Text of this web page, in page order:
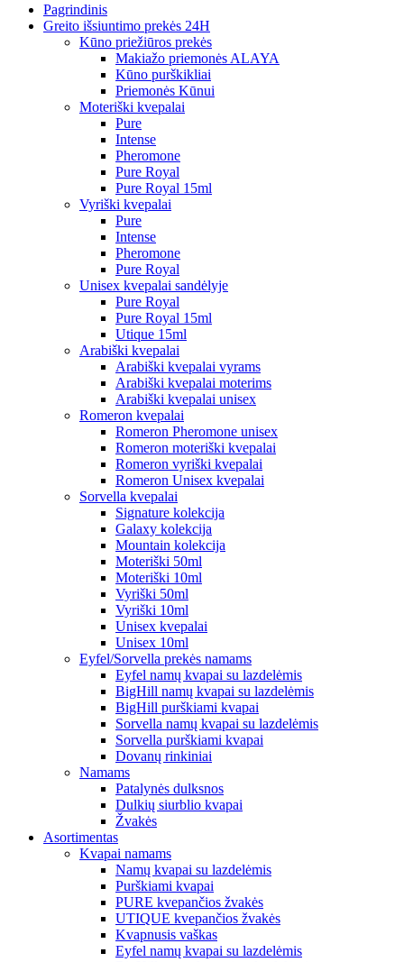
Pagrindinis
Greito išsiuntimo prekės 24H
Kūno priežiūros prekės
Makiažo priemonės ALAYA
Kūno purškikliai
Priemonės Kūnui
Moteriški kvepalai
Pure
Intense
Pheromone
Pure Royal
Pure Royal 15ml
Vyriški kvepalai
Pure
Intense
Pheromone
Pure Royal
Unisex kvepalai sandėlyje
Pure Royal
Pure Royal 15ml
Utique 15ml
Arabiški kvepalai
Arabiški kvepalai vyrams
Arabiški kvepalai moterims
Arabiški kvepalai unisex
Romeron kvepalai
Romeron Pheromone unisex
Romeron moteriški kvepalai
Romeron vyriški kvepalai
Romeron Unisex kvepalai
Sorvella kvepalai
Signature kolekcija
Galaxy kolekcija
Mountain kolekcija
Moteriški 50ml
Moteriški 10ml
Vyriški 50ml
Vyriški 10ml
Unisex kvepalai
Unisex 10ml
Eyfel/Sorvella prekės namams
Eyfel namų kvapai su lazdelėmis
BigHill namų kvapai su lazdelėmis
BigHill purškiami kvapai
Sorvella namų kvapai su lazdelėmis
Sorvella purškiami kvapai
Dovanų rinkiniai
Namams
Patalynės dulksnos
Dulkių siurblio kvapai
Žvakės
Asortimentas
Kvapai namams
Namų kvapai su lazdelėmis
Purškiami kvapai
PURE kvepančios žvakės
UTIQUE kvepančios žvakės
Kvapnusis vaškas
Eyfel namų kvapai su lazdelėmis